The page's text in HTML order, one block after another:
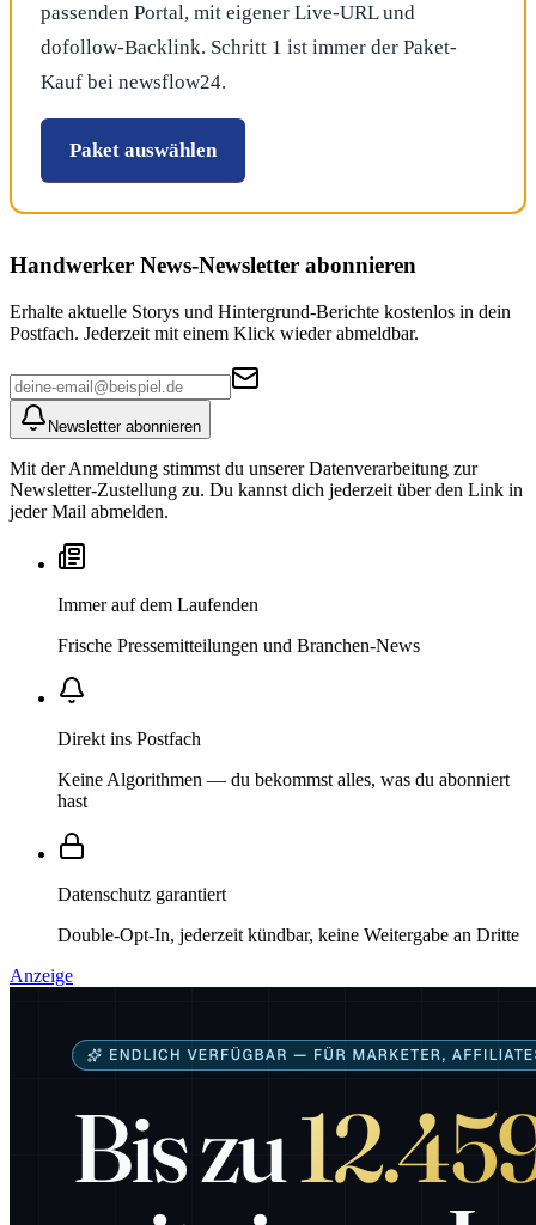
passenden Portal, mit eigener Live-URL und
dofollow-Backlink. Schritt 1 ist immer der Paket-
Kauf bei newsflow24.
Paket auswählen
Handwerker News-Newsletter abonnieren
Erhalte aktuelle Storys und Hintergrund-Berichte kostenlos in dein
Postfach. Jederzeit mit einem Klick wieder abmeldbar.
Newsletter abonnieren
Mit der Anmeldung stimmst du unserer Datenverarbeitung zur
Newsletter-Zustellung zu. Du kannst dich jederzeit über den Link in
jeder Mail abmelden.
Immer auf dem Laufenden
Frische Pressemitteilungen und Branchen-News
Direkt ins Postfach
Keine Algorithmen — du bekommst alles, was du abonniert
hast
Datenschutz garantiert
Double-Opt-In, jederzeit kündbar, keine Weitergabe an Dritte
Anzeige